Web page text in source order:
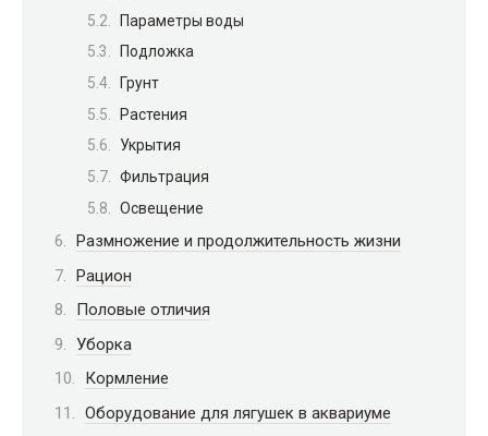
Параметры воды
Подложка
Грунт
Растения
Укрытия
Фильтрация
Освещение
Размножение и продолжительность жизни
Рацион
Половые отличия
Уборка
Кормление
Оборудование для лягушек в аквариуме